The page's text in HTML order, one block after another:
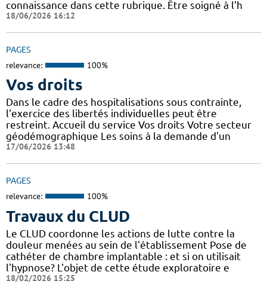
connaissance dans cette rubrique. Être soigné à l’h
18/06/2026 16:12
PAGES
relevance: 100%
Vos droits
Dans le cadre des hospitalisations sous contrainte,
l'exercice des libertés individuelles peut être
restreint. Accueil du service Vos droits Votre secteur
géodémographique Les soins à la demande d'un
17/06/2026 13:48
PAGES
relevance: 100%
Travaux du CLUD
Le CLUD coordonne les actions de lutte contre la
douleur menées au sein de l'établissement Pose de
cathéter de chambre implantable : et si on utilisait
l'hypnose? L'objet de cette étude exploratoire e
18/02/2026 15:25